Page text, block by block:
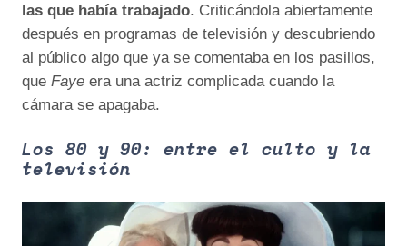
las que había trabajado. Criticándola abiertamente
después en programas de televisión y descubriendo
al público algo que ya se comentaba en los pasillos,
que Faye era una actriz complicada cuando la
cámara se apagaba.
Los 80 y 90: entre el culto y la
televisión